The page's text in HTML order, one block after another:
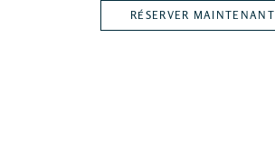
RÉSERVER MAINTENANT